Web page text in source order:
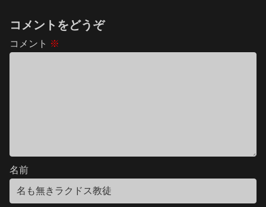
コメントをどうぞ
コメント ※
名前